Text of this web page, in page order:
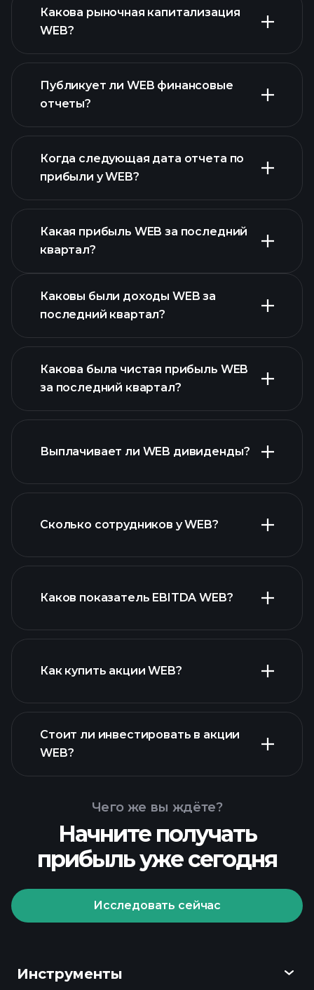
WEB графике
Какова рыночная капитализация
WEB?
Публикует ли WEB финансовые
отчеты?
финансовые отчеты WEB
Когда следующая дата отчета по
прибыли у WEB?
Какая прибыль WEB за последний
квартал?
прибыли WEB
Каковы были доходы WEB за
последний квартал?
финансовых отчетах WEB
Какова была чистая прибыль WEB
за последний квартал?
Выплачивает ли WEB дивиденды?
акций с высокими
Сколько сотрудников у WEB?
крупнейших
Каков показатель EBITDA WEB?
финансовых отчетах WEB
Как купить акции WEB?
Playtrade
Tournaments
Стоит ли инвестировать в акции
WEB?
Чего же вы ждёте?
Начните получать
прибыль уже сегодня
Исследовать сейчас
Инструменты